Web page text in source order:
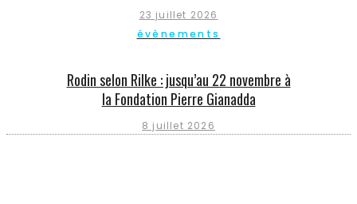
23 juillet 2026
évènements
Rodin selon Rilke : jusqu’au 22 novembre à
la Fondation Pierre Gianadda
8 juillet 2026